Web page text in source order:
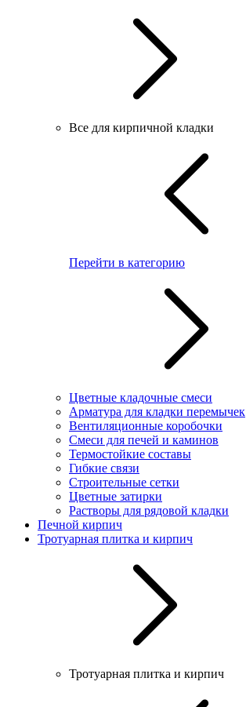
Все для кирпичной кладки
Перейти в категорию
Цветные кладочные смеси
Арматура для кладки перемычек
Вентиляционные коробочки
Смеси для печей и каминов
Термостойкие составы
Гибкие связи
Строительные сетки
Цветные затирки
Растворы для рядовой кладки
Печной кирпич
Тротуарная плитка и кирпич
Тротуарная плитка и кирпич